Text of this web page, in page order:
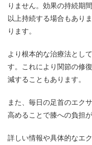
りません。効果の持続期
以上持続する場合もあり
ります。
より根本的な治療法として
す。これにより関節の修
減することもあります。
また、毎日の足首のエク
高めることで膝への負担
詳しい情報や具体的なエ